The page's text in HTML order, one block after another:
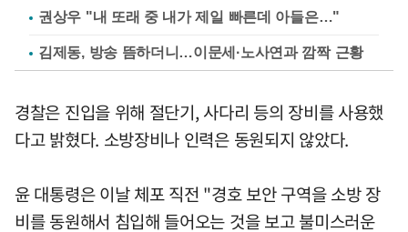
권상우 "내 또래 중 내가 제일 빠른데 아들은…"
김제동, 방송 뜸하더니…이문세·노사연과 깜짝 근황
경찰은 진입을 위해 절단기, 사다리 등의 장비를 사용했
다고 밝혔다. 소방장비나 인력은 동원되지 않았다.
윤 대통령은 이날 체포 직전 "경호 보안 구역을 소방 장
비를 동원해서 침입해 들어오는 것을 보고 불미스러운